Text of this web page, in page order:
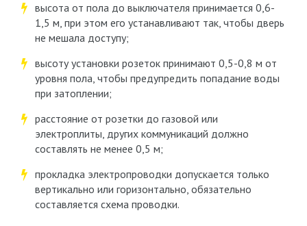
высота от пола до выключателя принимается 0,6-
1,5 м, при этом его устанавливают так, чтобы дверь
не мешала доступу;
высоту установки розеток принимают 0,5-0,8 м от
уровня пола, чтобы предупредить попадание воды
при затоплении;
расстояние от розетки до газовой или
электроплиты, других коммуникаций должно
составлять не менее 0,5 м;
прокладка электропроводки допускается только
вертикально или горизонтально, обязательно
составляется схема проводки.